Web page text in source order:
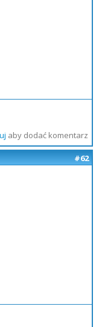
aby dodać komentarz
#62